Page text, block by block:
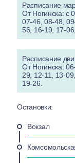
Расписание
От Ногинска: с
07-46, 08-48,
56, 16-19, 17-
Расписание
От Ногинска:
29, 12-11, 13-
19-26.
Остановки:
Вокзал